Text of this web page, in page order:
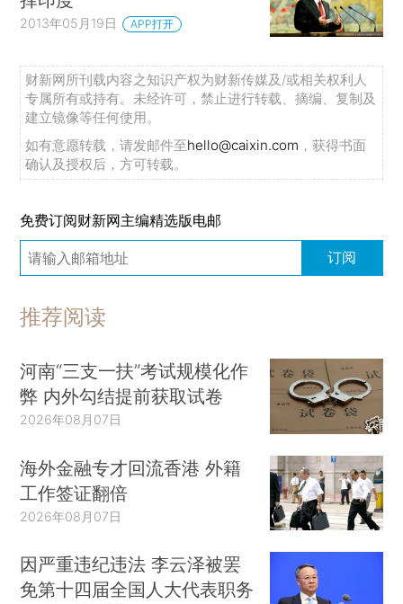
2013年05月19日 APP打开
财新网所刊载内容之知识产权为财新传媒及/或相关权利人
专属所有或持有。未经许可，禁止进行转载、摘编、复制及
建立镜像等任何使用。
如有意愿转载，请发邮件至hello@caixin.com ，获得书面
确认及授权后，方可转载。
免费订阅财新网主编精选版电邮
订阅
推荐阅读
河南“三支一扶”考试规模化作
弊 内外勾结提前获取试卷
2026年08月07日
海外金融专才回流香港 外籍
工作签证翻倍
2026年08月07日
因严重违纪违法 李云泽被罢
免第十四届全国人大代表职务